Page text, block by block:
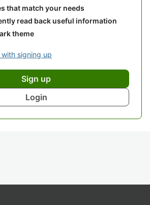
that match your needs
read back useful information
theme
signing up
Sign up
Login